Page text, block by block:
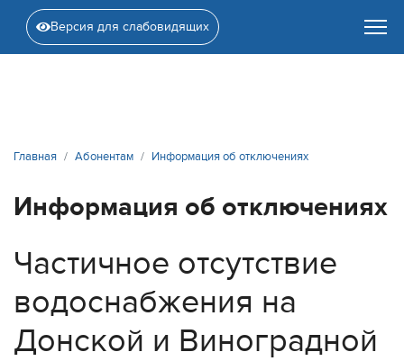
Версия для слабовидящих
Главная Абонентам Информация об отключениях
Информация об отключениях
Частичное отсутствие
водоснабжения на
Донской и Виноградной